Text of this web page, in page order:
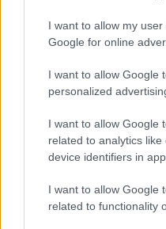
I want to allow my
Google for online
I want to allow Google
personalized
I want to allow Google
related to analytics
device identifiers in
I want to allow Google
related to functionality